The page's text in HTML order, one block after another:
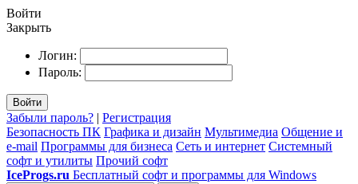
Войти
Закрыть
Логин:
Пароль:
Войти
Забыли пароль? | Регистрация
Безопасность ПК Графика и дизайн Мультимедиа Общение и
e-mail Программы для бизнеса Сеть и интернет Системный
софт и утилиты Прочий софт
IceProgs.ru Бесплатный софт и программы для Windows